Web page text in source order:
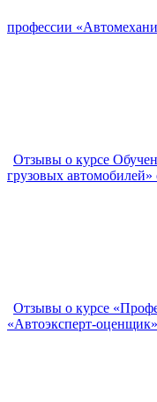
профессии
Отзывы о курсе
грузовых
Отзывы о курсе
«Автоэксперт-